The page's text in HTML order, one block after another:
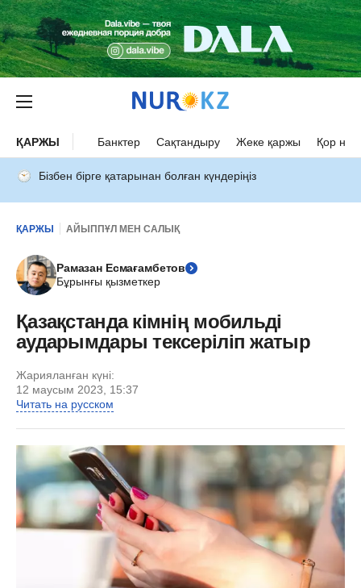
ҚАРЖЫ Банктер Сақтандыру Жеке қаржы Қор
Бізбен бірге қатарынан болған күндеріңіз
ҚАРЖЫ АЙЫППҰЛ МЕН САЛЫҚ
Рамазан Есмағамбетов
Бұрынғы қызметкер
Қазақстанда кімнің мобильді
аударымдары тексеріліп жатыр
Жарияланған күні:
12 маусым 2023, 15:37
Читать на русском